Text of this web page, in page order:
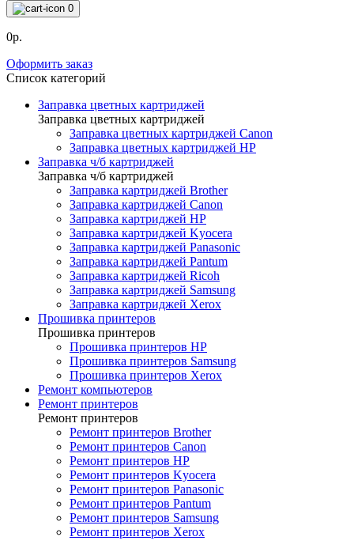
0
0р.
Оформить заказ
Список категорий
Заправка цветных картриджей
Заправка цветных картриджей
Заправка цветных картриджей Canon
Заправка цветных картриджей HP
Заправка ч/б картриджей
Заправка ч/б картриджей
Заправка картриджей Brother
Заправка картриджей Canon
Заправка картриджей HP
Заправка картриджей Kyocera
Заправка картриджей Panasonic
Заправка картриджей Pantum
Заправка картриджей Ricoh
Заправка картриджей Samsung
Заправка картриджей Xerox
Прошивка принтеров
Прошивка принтеров
Прошивка принтеров HP
Прошивка принтеров Samsung
Прошивка принтеров Xerox
Ремонт компьютеров
Ремонт принтеров
Ремонт принтеров
Ремонт принтеров Brother
Ремонт принтеров Canon
Ремонт принтеров HP
Ремонт принтеров Kyocera
Ремонт принтеров Panasonic
Ремонт принтеров Pantum
Ремонт принтеров Samsung
Ремонт принтеров Xerox